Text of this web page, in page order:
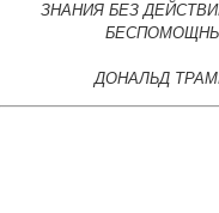
ЗНАНИЯ БЕЗ
ДОНАЛЬД